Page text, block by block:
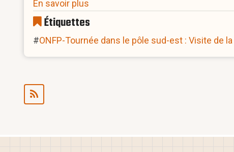
En savoir plus
ONFP-
dans
le
Étiquettes
ONFP-Tournée dans le pôle sud-est : Visite de